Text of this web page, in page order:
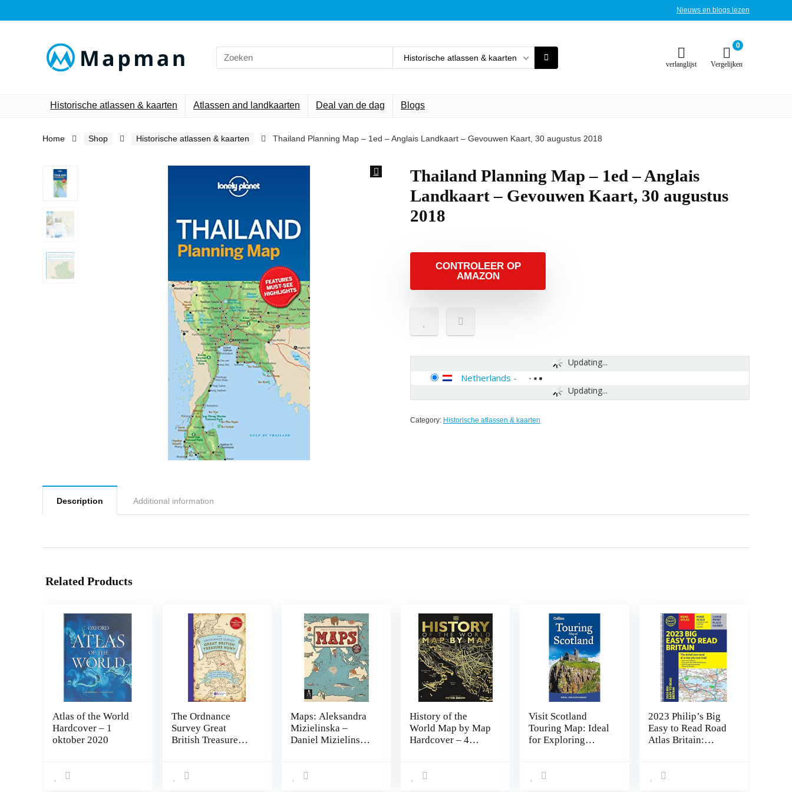
Nieuws en blogs lezen
Search
for:
Historische atlassen & kaarten
verlanglijst
0
Vergelijken
Historische atlassen & kaarten Atlassen and landkaarten Deal van de dag Blogs
Home Shop Historische atlassen & kaarten Thailand Planning Map – 1ed – Anglais Landkaart – Gevouwen Kaart, 30 augustus 2018
Thailand Planning Map – 1ed – Anglais
Landkaart – Gevouwen Kaart, 30 augustus
2018
CONTROLEER OP
AMAZON
Updating...
Updating...
Netherlands -
Category: Historische atlassen & kaarten
Description Additional information
Related Products
Atlas of the World
Hardcover – 1
oktober 2020
The Ordnance
Survey Great
British Treasure
clues on a puzzle
Maps: Aleksandra
Mizielinska –
Daniel Mizielinski
History of the
World Map by Map
Hardcover – 4
Visit Scotland
Touring Map: Ideal
for Exploring
mei 2020
2023 Philip’s Big
Easy to Read Road
Atlas Britain:
2022